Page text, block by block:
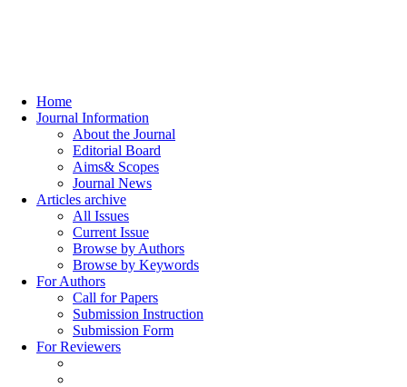
Home
Journal Information
About the Journal
Editorial Board
Aims& Scopes
Journal News
Articles archive
All Issues
Current Issue
Browse by Authors
Browse by Keywords
For Authors
Call for Papers
Submission Instruction
Submission Form
For Reviewers